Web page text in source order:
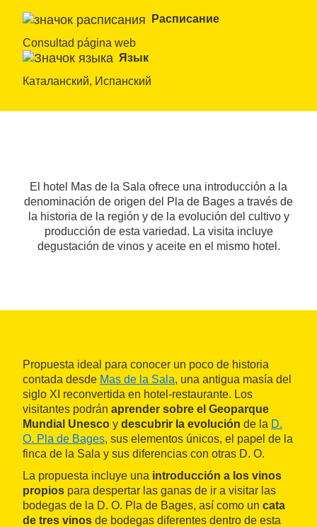
Расписание
Consultad página web
Язык
Каталанский, Испанский
El hotel Mas de la Sala ofrece una introducción a la
denominación de origen del Pla de Bages a través de
la historia de la región y de la evolución del cultivo y
producción de esta variedad. La visita incluye
degustación de vinos y aceite en el mismo hotel.
Propuesta ideal para conocer un poco de historia
contada desde Mas de la Sala, una antigua masía del
siglo XI reconvertida en hotel-restaurante. Los
visitantes podrán aprender sobre el Geoparque
Mundial Unesco y descubrir la evolución de la D.
O. Pla de Bages, sus elementos únicos, el papel de la
finca de la Sala y sus diferencias con otras D. O.
La propuesta incluye una introducción a los vinos
propios para despertar las ganas de ir a visitar las
bodegas de la D. O. Pla de Bages, así como un cata
de tres vinos de bodegas diferentes dentro de esta